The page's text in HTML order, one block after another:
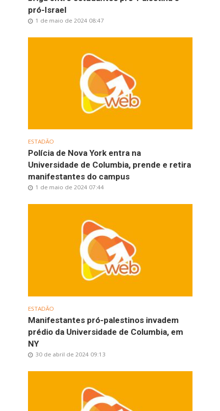
pró-Israel
1 de maio de 2024 08:47
ESTADÃO
Polícia de Nova York entra na
Universidade de Columbia, prende e retira
manifestantes do campus
1 de maio de 2024 07:44
ESTADÃO
Manifestantes pró-palestinos invadem
prédio da Universidade de Columbia, em
NY
30 de abril de 2024 09:13